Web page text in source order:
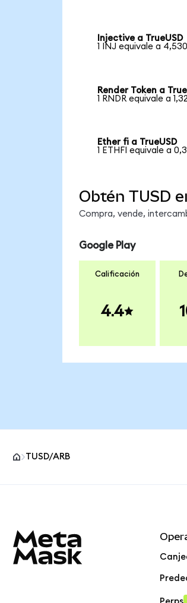
Injective a TrueUSD
1 INJ equivale a
Render Token a
1 RNDR equivale a
Ether fi a TrueUSD
1 ETHFI equivale a
Obtén TUSD
Compra, vende,
Google Play
Calificación
4.4
TUSD/ARB